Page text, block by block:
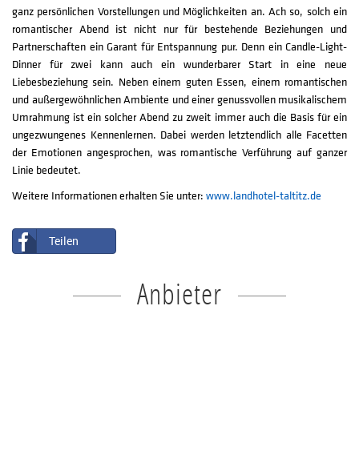
ganz persönlichen Vorstellungen und Möglichkeiten an. Ach so, solch ein
romantischer Abend ist nicht nur für bestehende Beziehungen und
Partnerschaften ein Garant für Entspannung pur. Denn ein Candle-Light-
Dinner für zwei kann auch ein wunderbarer Start in eine neue
Liebesbeziehung sein. Neben einem guten Essen, einem romantischen
und außergewöhnlichen Ambiente und einer genussvollen musikalischem
Umrahmung ist ein solcher Abend zu zweit immer auch die Basis für ein
ungezwungenes Kennenlernen. Dabei werden letztendlich alle Facetten
der Emotionen angesprochen, was romantische Verführung auf ganzer
Linie bedeutet.
Weitere Informationen erhalten Sie unter: www.landhotel-taltitz.de
Teilen
Anbieter